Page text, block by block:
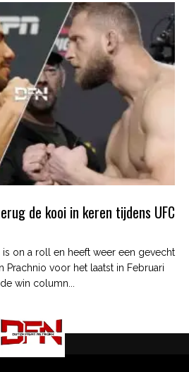
de kooi in keren tijdens UFC
is on a roll en heeft weer een gevecht
Prachnio voor het laatst in Februari
win column...